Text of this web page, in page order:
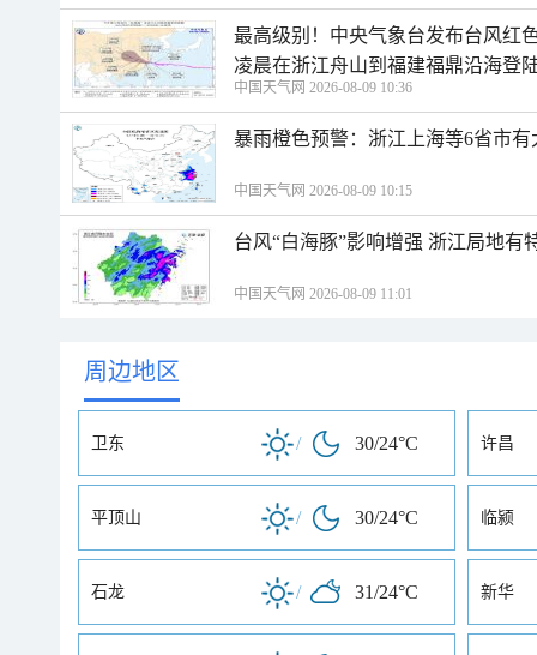
最高级别！中央气象台发布台风红
凌晨在浙江舟山到福建福鼎沿海登
中国天气网 2026-08-09 10:36
暴雨橙色预警：浙江上海等6省市
中国天气网 2026-08-09 10:15
台风“白海豚”影响增强 浙江局地有
中国天气网 2026-08-09 11:01
周边地区
卫东 / 30/24°C 许昌
平顶山 / 30/24°C 临颍
石龙 / 31/24°C 新华